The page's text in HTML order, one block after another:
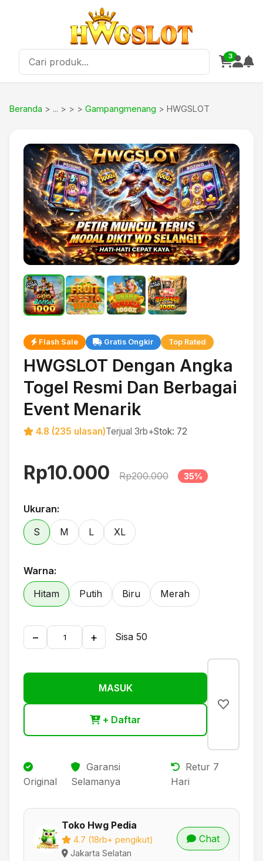
3
Beranda > > Gampangmenang > HWGSLOT
Flash Sale Gratis Ongkir Top Rated
HWGSLOT Dengan Angka
Togel Resmi Dan Berbagai
Event Menarik
4.8 (235 ulasan)Terjual 3rb+Stok: 72
Rp10.000 Rp200.000 35%
Ukuran:
S
M L XL
Warna:
Hitam
Putih Biru Merah
− + Sisa 50
MASUK
+ Daftar
Original
Garansi
Selamanya
Retur 7
Hari
Toko Hwg Pedia
4.7 (18rb+ pengikut)
Jakarta Selatan
Chat